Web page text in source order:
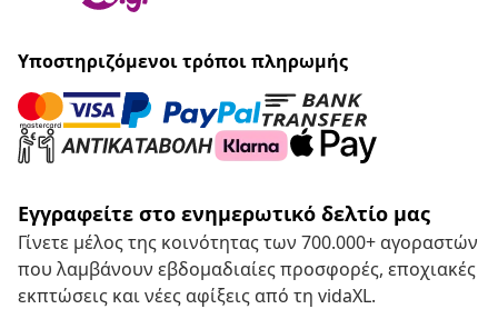
Υποστηριζόμενοι τρόποι πληρωμής
Εγγραφείτε στο ενημερωτικό δελτίο μας
Γίνετε μέλος της κοινότητας των 700.000+ αγοραστών
που λαμβάνουν εβδομαδιαίες προσφορές, εποχιακές
εκπτώσεις και νέες αφίξεις από τη vidaXL.